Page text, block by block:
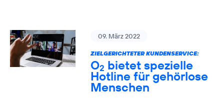
09. März 2022
ZIELGERICHTETER KUNDENSERVICE:
O2 bietet spezielle
Hotline für gehörlose
Menschen